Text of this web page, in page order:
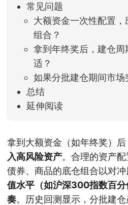
常见问题
大额资金一次性配置
组合？
拿到年终奖后，建仓
适？
如果分批建仓期间市场
总结
延伸阅读
拿到大额资金（如年终奖）后
入高风险资产。合理的资产配
债券、商品的底仓组合以对
值水平（如沪深300指数百
奏。历史回测显示，分批建